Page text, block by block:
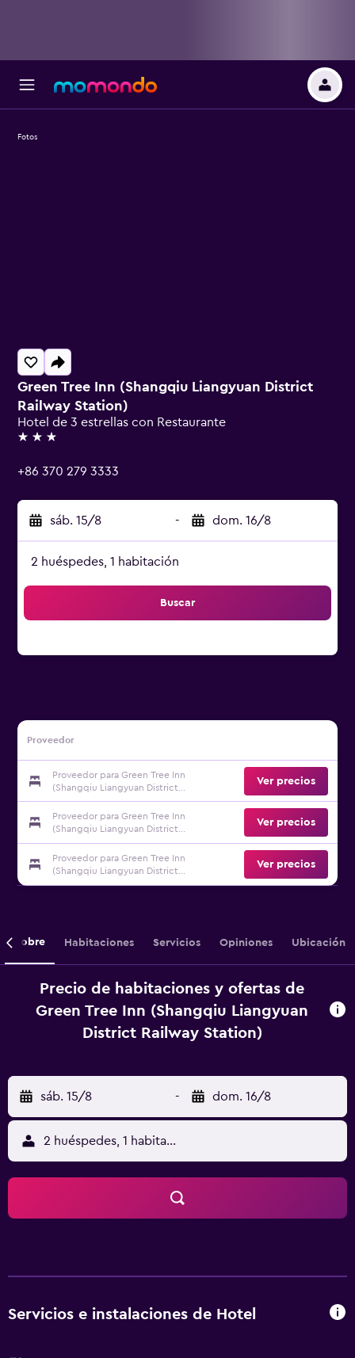
Green Tree Inn (Shangqiu Liangyuan District
Railway Station)
Hotel de 3 estrellas con Restaurante
3 estrellas
+86 370 279 3333
sáb. 15/8 - dom. 16/8
2 huéspedes, 1 habitación
Buscar
Proveedor
Proveedor para Green Tree Inn
(Shangqiu Liangyuan District
Railway Station)
Ver precios
Proveedor para Green Tree Inn
(Shangqiu Liangyuan District
Railway Station)
Ver precios
Proveedor para Green Tree Inn
(Shangqiu Liangyuan District
Railway Station)
Ver precios
Fotos
Sobre Habitaciones Servicios Opiniones Ubicación
Precio de habitaciones y ofertas de
Green Tree Inn (Shangqiu Liangyuan
District Railway Station)
sáb. 15/8 - dom. 16/8
2 huéspedes, 1 habitación
Servicios e instalaciones de Hotel